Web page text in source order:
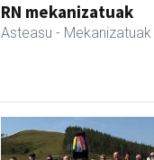
RN mekanizatuak
Asteasu - Mekanizatuak